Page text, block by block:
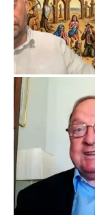
orędzia....
Popularne